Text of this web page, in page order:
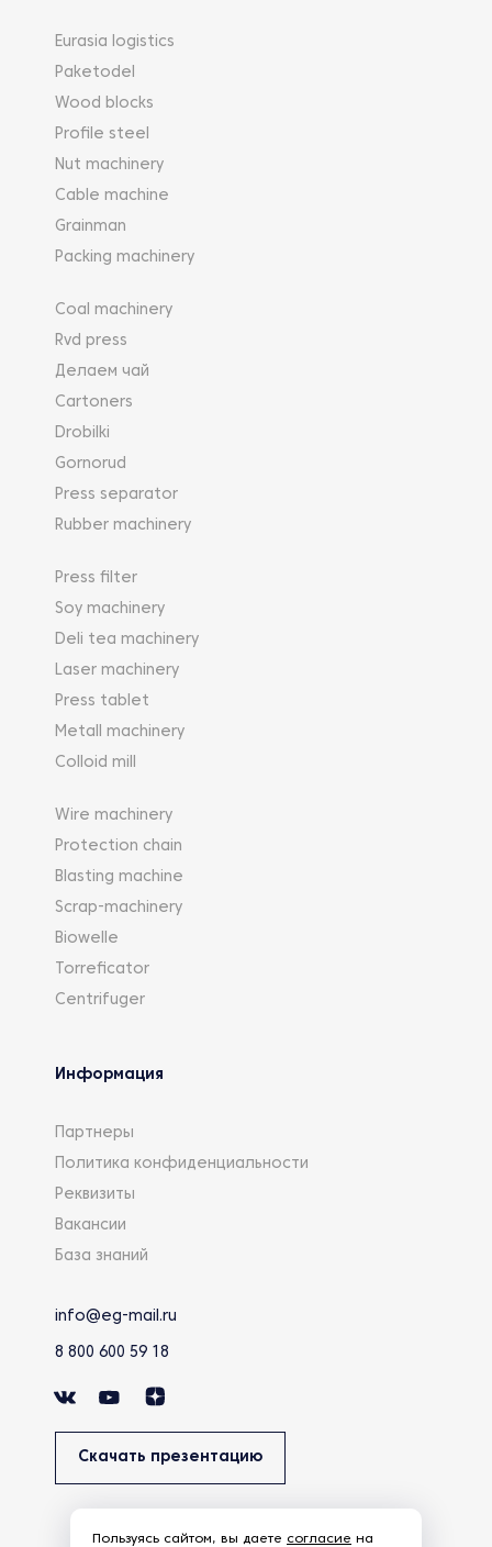
Eurasia logistics
Paketodel
Wood blocks
Profile steel
Nut machinery
Cable machine
Grainman
Packing machinery
Coal machinery
Rvd press
Делаем чай
Cartoners
Drobilki
Gornorud
Press separator
Rubber machinery
Press filter
Soy machinery
Deli tea machinery
Laser machinery
Press tablet
Metall machinery
Colloid mill
Wire machinery
Protection chain
Blasting machine
Scrap-machinery
Biowelle
Torreficator
Centrifuger
Информация
Партнеры
Политика конфиденциальности
Реквизиты
Вакансии
База знаний
info@eg-mail.ru
8 800 600 59 18
Скачать презентацию
Пользуясь сайтом, вы даете согласие на